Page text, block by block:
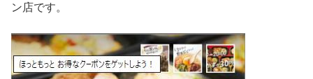
ン店です。